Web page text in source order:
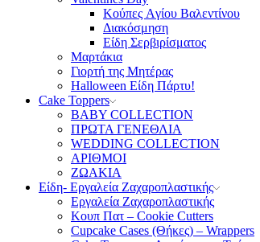
Κούπες Aγίου Βαλεντίνου
Διακόσμηση
Είδη Σερβιρίσματος
Μαρτάκια
Γιορτή της Μητέρας
Halloween Είδη Πάρτυ!
Cake Toppers
BABY COLLECTION
ΠΡΩΤΑ ΓΕΝΕΘΛΙΑ
WEDDING COLLECTION
ΑΡΙΘΜΟΙ
ΖΩΑΚΙΑ
Είδη- Εργαλεία Ζαχαροπλαστικής
Εργαλεία Ζαχαροπλαστικής
Κουπ Πατ – Cookie Cutters
Cupcake Cases (Θήκες) – Wrappers